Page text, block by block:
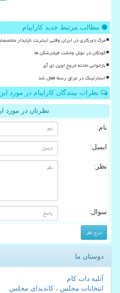
مطالب مرتبط جدید کاراپیام
مرگ دورکاری در ایران وقتی اینترنت ناپایدار
کودکان در تونل وحشت فیلترشکن ها
بازخوانی حادثه خروج اوپن ای آی
استارلینک در عراق رسما فعال شد
نظرات بینندگان کاراپیام در مورد
نظرتان در مورد
نام:
ایمیل:
نظر:
سوال:
دوستان ما
آتلیه دات کام
انتخابات مجلس ، کاندیدای مجلس